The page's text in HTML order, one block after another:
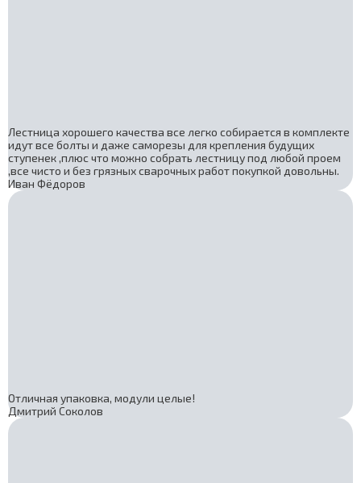
Лестница хорошего качества все легко собирается в комплекте
идут все болты и даже саморезы для крепления будущих
ступенек ,плюс что можно собрать лестницу под любой проем
,все чисто и без грязных сварочных работ покупкой довольны.
Иван Фёдоров
Отличная упаковка, модули целые!
Дмитрий Соколов